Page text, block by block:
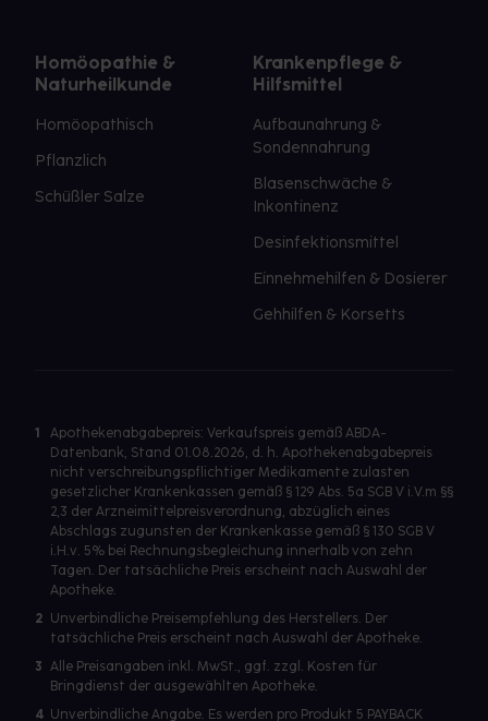
Homöopathie &
Naturheilkunde
Homöopathisch
Pflanzlich
Schüßler Salze
Krankenpflege &
Hilfsmittel
Aufbaunahrung &
Sondennahrung
Blasenschwäche &
Inkontinenz
Desinfektionsmittel
Einnehmehilfen & Dosierer
Gehhilfen & Korsetts
1
Apothekenabgabepreis: Verkaufspreis gemäß ABDA-
Datenbank, Stand 01.08.2026, d. h. Apothekenabgabepreis
nicht verschreibungspflichtiger Medikamente zulasten
gesetzlicher Krankenkassen gemäß § 129 Abs. 5a SGB V i.V.m §§
2,3 der Arzneimittelpreisverordnung, abzüglich eines
Abschlags zugunsten der Krankenkasse gemäß § 130 SGB V
i.H.v. 5% bei Rechnungsbegleichung innerhalb von zehn
Tagen. Der tatsächliche Preis erscheint nach Auswahl der
Apotheke.
2 Unverbindliche Preisempfehlung des Herstellers. Der
tatsächliche Preis erscheint nach Auswahl der Apotheke.
3 Alle Preisangaben inkl. MwSt., ggf. zzgl. Kosten für
Bringdienst der ausgewählten Apotheke.
4 Unverbindliche Angabe. Es werden pro Produkt 5 PAYBACK